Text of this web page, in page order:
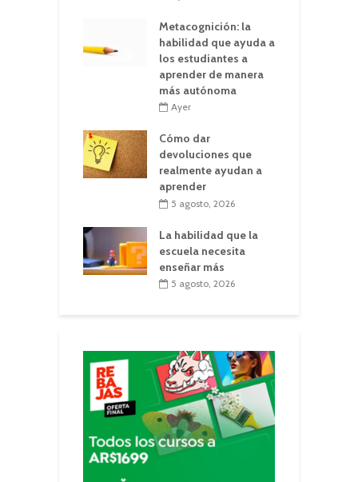
Metacognición: la
habilidad que ayuda a
los estudiantes a
aprender de manera
más autónoma
Ayer
Cómo dar
devoluciones que
realmente ayudan a
aprender
5 agosto, 2026
La habilidad que la
escuela necesita
enseñar más
5 agosto, 2026